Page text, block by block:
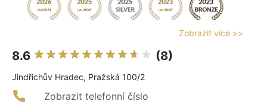
Zobrazit více >>
8.6 (8)
Jindřichův Hradec, Pražská 100/2
Zobrazit telefonní číslo